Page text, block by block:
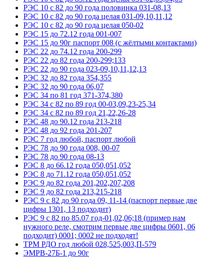
РЭС 10 с 82 до 90 года половинка 031-08,13
РЭС 10 с 82 до 90 года целая 031-09,10,11,12
РЭС 10 с 82 до 90 года целая 050-02
РЭС 15 до 72.12 года 001-007
РЭС 15 до 90г паспорт 008 (с жёлтыми контактами)
РЭС 22 до 74.12 года 200-299
РЭС 22 до 82 года 200-299;133
РЭС 22 до 90 года 023-09,10,11,12,13
РЭС 32 до 82 года 354,355
РЭС 32 до 90 года 06,07
РЭС 34 по 81 год 371-374,380
РЭС 34 с 82 по 89 год 00-03,09,23-25,34
РЭС 34 с 82 по 89 год 21,22,26-28
РЭС 48 до 90.12 года 213-218
РЭС 48 до 92 года 201-207
РЭС 7 год любой, паспорт любой
РЭС 78 до 90 года 008, 00-07
РЭС 78 до 90 года 08-13
РЭС 8 до 66.12 года 050,051,052
РЭС 8 до 71.12 года 050,051,052
РЭС 9 до 82 года 201,202,207,208
РЭС 9 до 82 года 213,215-218
РЭС 9 с 82 до 90 года 09, 11-14 (паспорт первые две
цифры 1301, 13 подходит)
РЭС 9 с 82 по 85.07 год-01,02,06;18 (пример нам
нужного реле, смотрим первые две цифры 0601, 06
подходит) 0001; 0002 не подходят!
ТРМ РДО год любой 028,525,003,П-579
ЭМРВ-27Б-1 до 90г